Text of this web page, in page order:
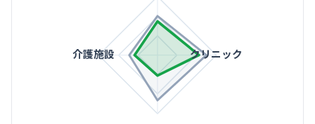
クリニック
介護施設